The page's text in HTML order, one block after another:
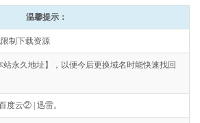
温馨提示：
制下载资源
永久地址】，以便今后更换域名时能快速找回
度云② | 迅雷。